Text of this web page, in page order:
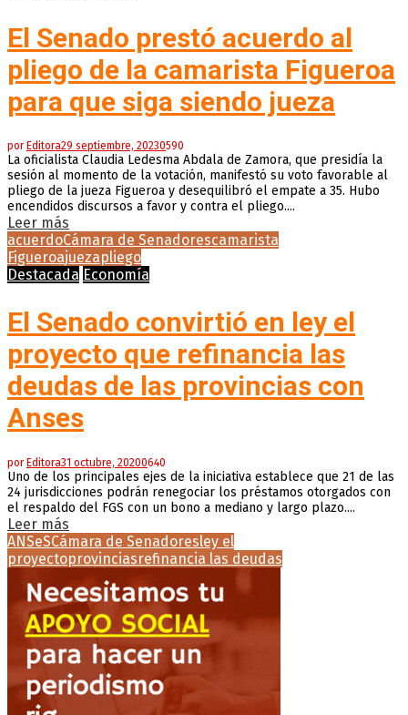
El Senado prestó acuerdo al
pliego de la camarista Figueroa
para que siga siendo jueza
por Editora29 septiembre, 20230590
La oficialista Claudia Ledesma Abdala de Zamora, que presidía la
sesión al momento de la votación, manifestó su voto favorable al
pliego de la jueza Figueroa y desequilibró el empate a 35. Hubo
encendidos discursos a favor y contra el pliego....
Leer más
acuerdoCámara de Senadorescamarista
Figueroajuezapliego
Destacada Economía
El Senado convirtió en ley el
proyecto que refinancia las
deudas de las provincias con
Anses
por Editora31 octubre, 20200640
Uno de los principales ejes de la iniciativa establece que 21 de las
24 jurisdicciones podrán renegociar los préstamos otorgados con
el respaldo del FGS con un bono a mediano y largo plazo....
Leer más
ANSeSCámara de Senadoresley el
proyectoprovinciasrefinancia las deudas